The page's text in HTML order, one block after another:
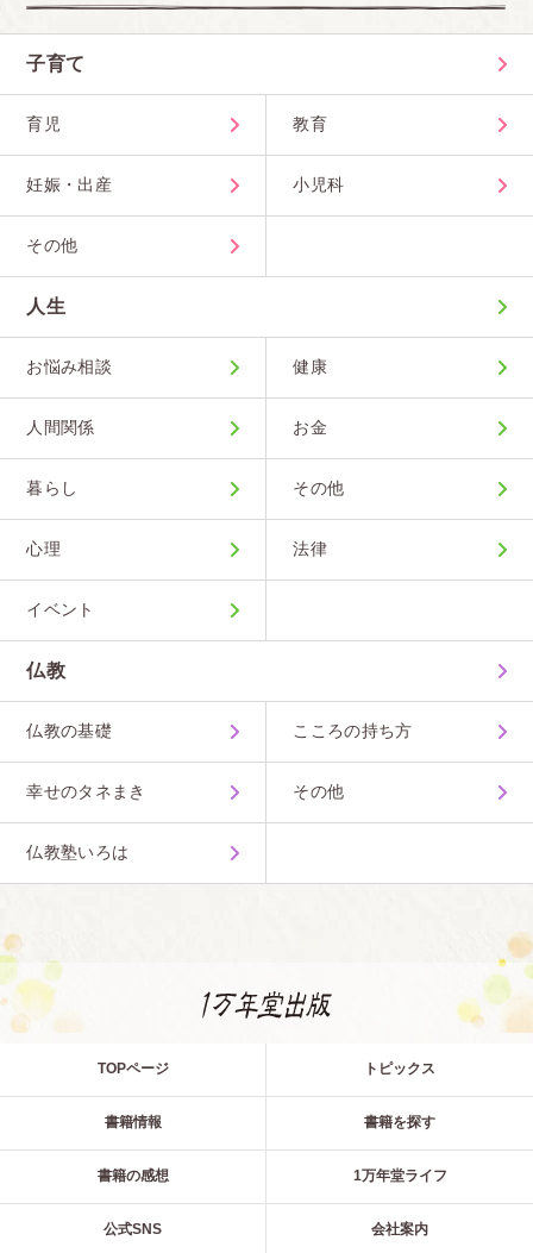
子育て
育児 教育
妊娠・出産 小児科
その他
人生
お悩み相談 健康
人間関係 お金
暮らし その他
心理 法律
イベント
仏教
仏教の基礎 こころの持ち方
幸せのタネまき その他
仏教塾いろは
TOPページ トピックス
書籍情報 書籍を探す
書籍の感想 1万年堂ライフ
公式SNS 会社案内